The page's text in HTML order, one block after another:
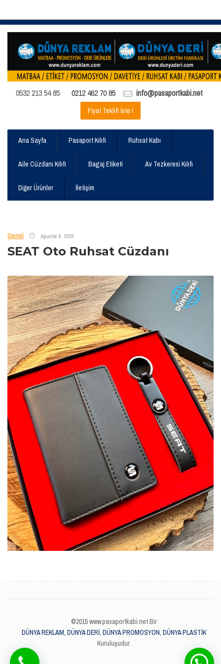
0532 213 54 85 0212 462 70 85 info@pasaportkabi.net
Fiyat Teklifi İste !
Ana Sayfa Pasaport Kılıfı Ruhsat Kabı
Aile Cüzdanı Kılıfı Bagaj Etiketi Av Tezkeresi Kılıfı
Diğer Ürünler İletişim
Genel Ağustos 8, 2026
SEAT Oto Ruhsat Cüzdanı
©2015 www.pasaportkabi.net Bir
DÜNYA REKLAM, DÜNYA DERİ, DÜNYA PROMOSYON, DÜNYA PLASTİK
Kuruluşudur.